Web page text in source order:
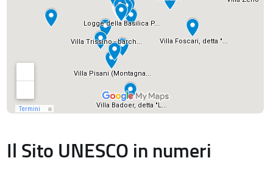
Il Sito UNESCO in numeri